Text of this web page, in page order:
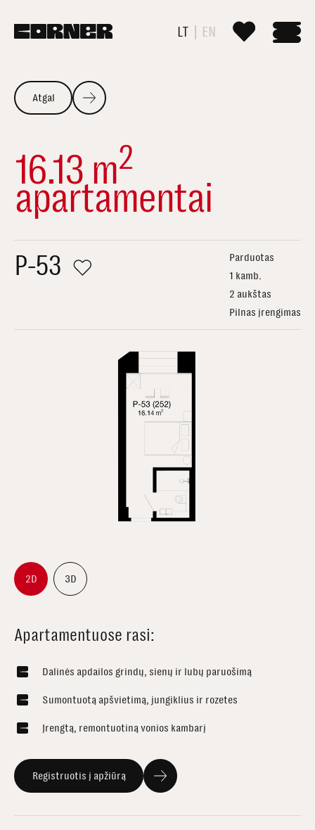
LT EN
Atgal
16.13 m2
apartamentai
P-53
Parduotas
1 kamb.
2 aukštas
Pilnas įrengimas
2D 3D
Apartamentuose rasi:
Dalinės apdailos grindų, sienų ir lubų paruošimą
Sumontuotą apšvietimą, jungiklius ir rozetes
Įrengtą, remontuotiną vonios kambarį
Registruotis į apžiūrą